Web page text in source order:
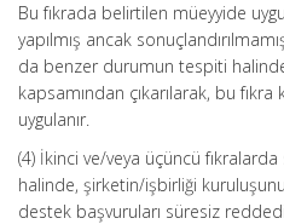
Bu fıkrada belirtilen müeyyide
yapılmış ancak
da benzer durumun tespiti
kapsamından çıkarılarak, bu
uygulanır.
(4) İkinci ve/veya üçüncü
halinde, şirketin/işbirliği
destek başvuruları süresiz